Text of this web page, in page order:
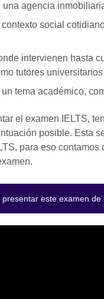
agencia
social
intervienen hasta
tutores
tema académico,
el examen IELTS,
posible. Esta
para eso contamos
este examen de